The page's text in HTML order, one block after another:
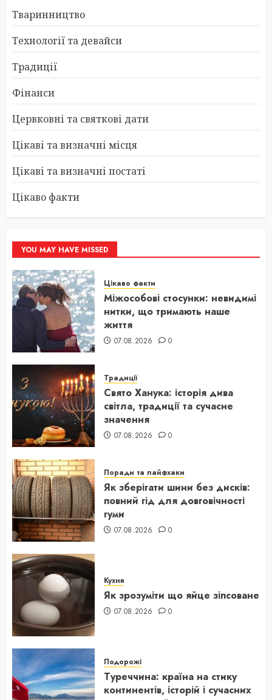
Тваринництво
Технології та девайси
Традиції
Фінанси
Цервковні та святкові дати
Цікаві та визначні місця
Цікаві та визначні постаті
Цікаво факти
YOU MAY HAVE MISSED
Цікаво факти
Міжособові стосунки: невидимі
нитки, що тримають наше
життя
07.08.2026 0
Традиції
Свято Ханука: історія дива
світла, традиції та сучасне
значення
07.08.2026 0
Поради та лайфхаки
Як зберігати шини без дисків:
повний гід для довговічності
гуми
07.08.2026 0
Кухня
Як зрозуміти що яйце зіпсоване
07.08.2026 0
Подорожі
Туреччина: країна на стику
континентів, історій і сучасних